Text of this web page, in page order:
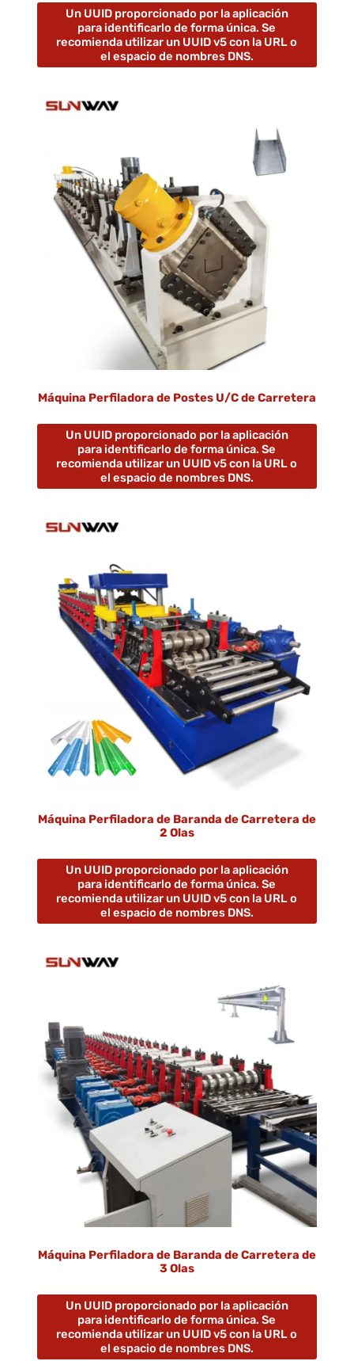
Un UUID proporcionado por la aplicación
para identificarlo de forma única. Se
recomienda utilizar un UUID v5 con la URL o
el espacio de nombres DNS.
Máquina Perfiladora de Postes U/C de Carretera
Un UUID proporcionado por la aplicación
para identificarlo de forma única. Se
recomienda utilizar un UUID v5 con la URL o
el espacio de nombres DNS.
Máquina Perfiladora de Baranda de Carretera de
2 Olas
Un UUID proporcionado por la aplicación
para identificarlo de forma única. Se
recomienda utilizar un UUID v5 con la URL o
el espacio de nombres DNS.
Máquina Perfiladora de Baranda de Carretera de
3 Olas
Un UUID proporcionado por la aplicación
para identificarlo de forma única. Se
recomienda utilizar un UUID v5 con la URL o
el espacio de nombres DNS.